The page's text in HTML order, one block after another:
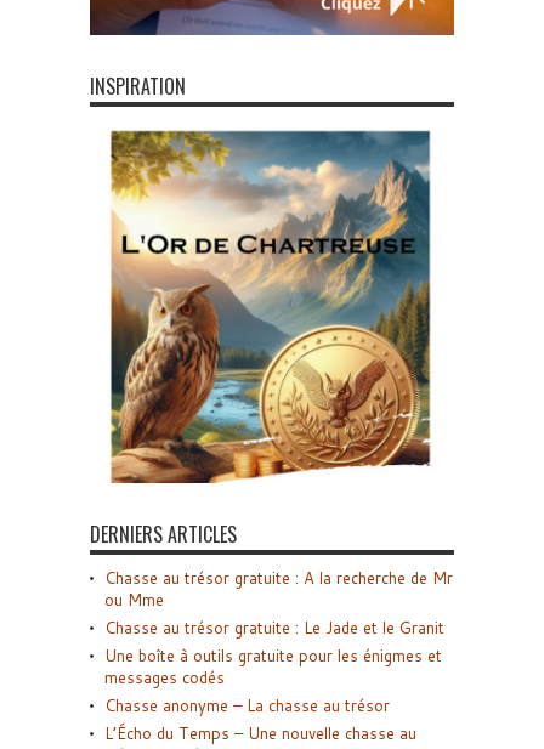
INSPIRATION
DERNIERS ARTICLES
Chasse au trésor gratuite : A la recherche de Mr
ou Mme
Chasse au trésor gratuite : Le Jade et le Granit
Une boîte à outils gratuite pour les énigmes et
messages codés
Chasse anonyme – La chasse au trésor
L’Écho du Temps – Une nouvelle chasse au